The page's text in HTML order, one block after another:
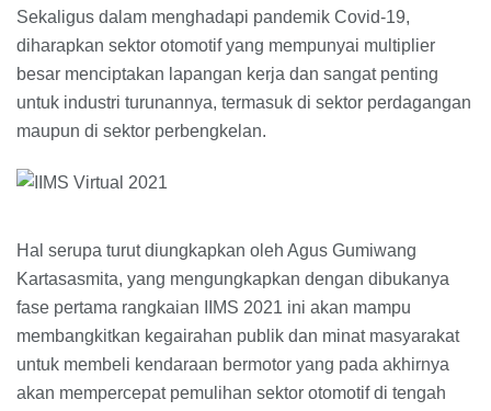
Sekaligus dalam menghadapi pandemik Covid-19,
diharapkan sektor otomotif yang mempunyai multiplier
besar menciptakan lapangan kerja dan sangat penting
untuk industri turunannya, termasuk di sektor perdagangan
maupun di sektor perbengkelan.
Hal serupa turut diungkapkan oleh Agus Gumiwang
Kartasasmita, yang mengungkapkan dengan dibukanya
fase pertama rangkaian IIMS 2021 ini akan mampu
membangkitkan kegairahan publik dan minat masyarakat
untuk membeli kendaraan bermotor yang pada akhirnya
akan mempercepat pemulihan sektor otomotif di tengah